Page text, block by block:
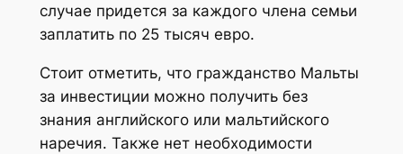
случае придется за каждого члена семьи
заплатить по 25 тысяч евро.
Стоит отметить, что гражданство Мальты
за инвестиции можно получить без
знания английского или мальтийского
наречия. Также нет необходимости